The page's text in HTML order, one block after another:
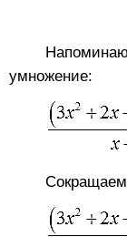
Напоминаю,
умножение:
Сокращаем